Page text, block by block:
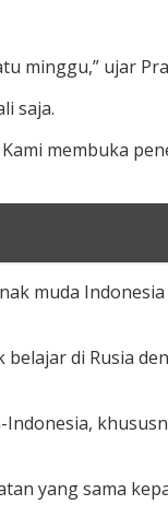
minggu,” ujar
saja.
membuka
muda Indonesia
di Rusia
yang sama